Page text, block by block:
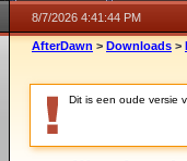
8/7/2026 4:41:44 PM
AfterDawn > Downloads >
Dit is een oude versie